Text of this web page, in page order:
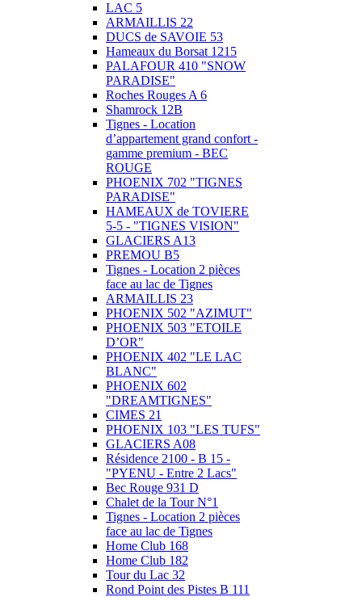
LAC 5
ARMAILLIS 22
DUCS de SAVOIE 53
Hameaux du Borsat 1215
PALAFOUR 410 "SNOW
PARADISE"
Roches Rouges A 6
Shamrock 12B
Tignes - Location
d’appartement grand confort -
gamme premium - BEC
ROUGE
PHOENIX 702 "TIGNES
PARADISE"
HAMEAUX de TOVIERE
5-5 - "TIGNES VISION"
GLACIERS A13
PREMOU B5
Tignes - Location 2 pièces
face au lac de Tignes
ARMAILLIS 23
PHOENIX 502 "AZIMUT"
PHOENIX 503 "ETOILE
D’OR"
PHOENIX 402 "LE LAC
BLANC"
PHOENIX 602
"DREAMTIGNES"
CIMES 21
PHOENIX 103 "LES TUFS"
GLACIERS A08
Résidence 2100 - B 15 -
"PYENU - Entre 2 Lacs"
Bec Rouge 931 D
Chalet de la Tour N°1
Tignes - Location 2 pièces
face au lac de Tignes
Home Club 168
Home Club 182
Tour du Lac 32
Rond Point des Pistes B 111